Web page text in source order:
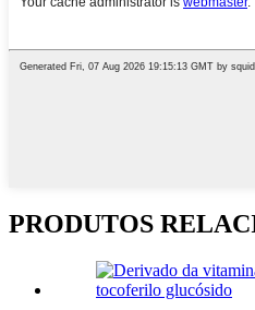
PRODUTOS